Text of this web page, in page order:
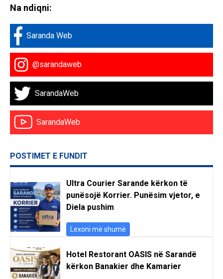
Na ndiqni:
Saranda Web
@sarandaweb
SarandaWeb
SarandaWeb
POSTIMET E FUNDIT
Ultra Courier Sarande kërkon të
punësojë Korrier. Punësim vjetor, e
Diela pushim
Lexoni më shumë
Hotel Restorant OASIS në Sarandë
kërkon Banakier dhe Kamarier